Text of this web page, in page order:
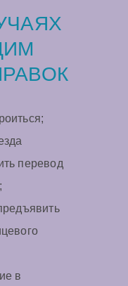
перевод
в